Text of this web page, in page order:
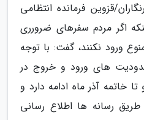
قزوین فرمانده انتظامی
اگر مردم سفرهای ضرورری
ورود نکنند، گفت: با توجه
های ورود و خروج در
خاتمه آذر ماه ادامه دارد و
رسانه ها اطلاع رسانی